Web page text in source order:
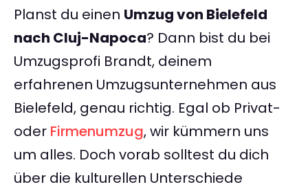
Planst du einen Umzug von Bielefeld
nach Cluj-Napoca? Dann bist du bei
Umzugsprofi Brandt, deinem
erfahrenen Umzugsunternehmen aus
Bielefeld, genau richtig. Egal ob Privat-
oder Firmenumzug, wir kümmern uns
um alles. Doch vorab solltest du dich
über die kulturellen Unterschiede